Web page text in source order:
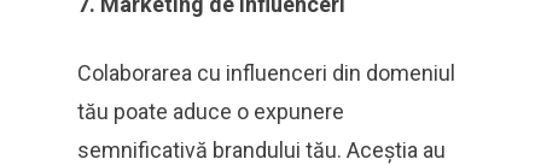
Colaborarea cu influenceri din domeniul
tău poate aduce o expunere
semnificativă brandului tău. Aceștia au